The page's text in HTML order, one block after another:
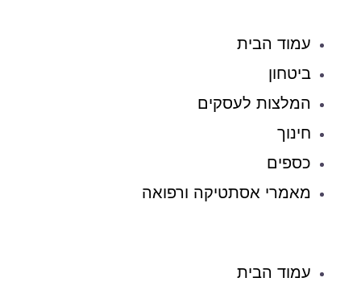
עמוד הבית
ביטחון
המלצות לעסקים
חינוך
כספים
מאמרי אסתטיקה ורפואה
עמוד הבית